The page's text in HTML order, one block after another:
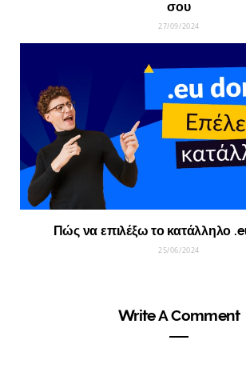
σου
27/09/2024
Πώς να επιλέξω το κατάλληλο
25/06/2024
Write A Comment